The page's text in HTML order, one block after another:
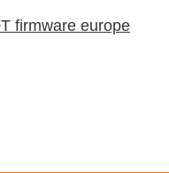
firmware europe